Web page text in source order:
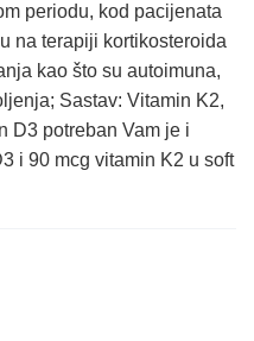
periodu, kod pacijenata
na terapiji kortikosteroida
kao što su autoimuna,
Sastav: Vitamin K2,
D3 potreban Vam je i
i 90 mcg vitamin K2 u soft